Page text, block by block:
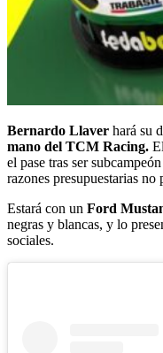
Bernardo Llaver hará su
mano del TCM Racing.
el pase tras ser
razones presupuestarias no
Estará con un Ford
negras y blancas, y lo
sociales.